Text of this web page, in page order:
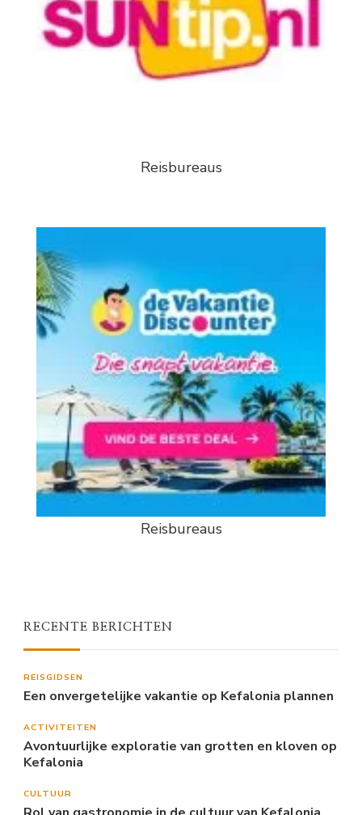
Reisbureaus
Reisbureaus
RECENTE BERICHTEN
REISGIDSEN
Een onvergetelijke vakantie op Kefalonia plannen
ACTIVITEITEN
Avontuurlijke exploratie van grotten en kloven op
Kefalonia
CULTUUR